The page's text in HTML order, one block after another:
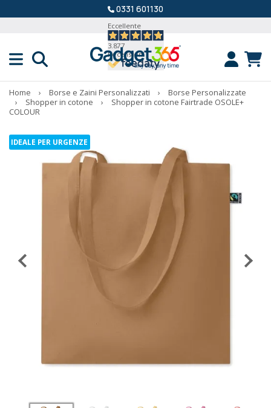
0331 601130
Eccellente
3.877
Recensioni
Home › Borse e Zaini Personalizzati ›
Borse Personalizzate
›
Shopper in cotone ›
Shopper in cotone Fairtrade OSOLE+
COLOUR
IDEALE PER URGENZE